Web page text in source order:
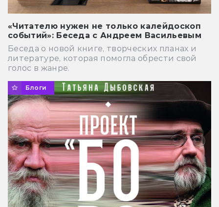
«Читателю нужен не только калейдоскоп
событий»: Беседа с Андреем Васильевым
Беседа о новой книге, творческих планах и
литературе, которая помогла обрести свой
голос в жанре.
Блоги